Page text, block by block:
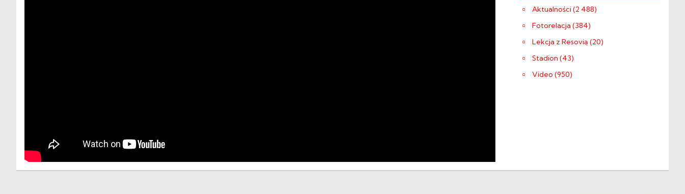
Aktualności (2 488)
Fotorelacja (384)
Lekcja z Resovią (20)
Stadion (43)
Video (950)